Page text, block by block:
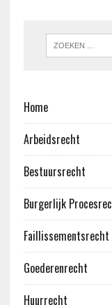
Home
Arbeidsrecht
Bestuursrecht
Burgerlijk
Faillissementsrecht
Goederenrecht
Huurrecht